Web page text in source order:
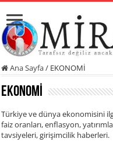
Ana Sayfa/ EKONOMİ
EKONOMİ
Türkiye ve dünya ekonomisini
faiz oranları, enflasyon,
tavsiyeleri, girişimcilik haberleri.